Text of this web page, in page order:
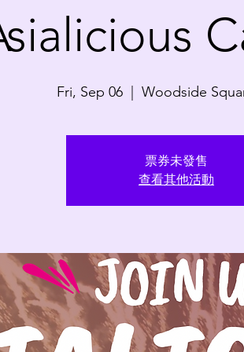
Fri, Sep 06 Woodside
票券未發售
查看其他活動